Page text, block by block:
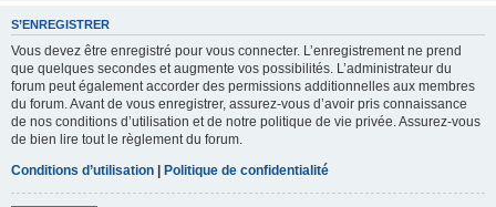
S’ENREGISTRER
Vous devez être enregistré pour vous connecter. L’enregistrement ne prend
que quelques secondes et augmente vos possibilités. L’administrateur du
forum peut également accorder des permissions additionnelles aux membres
du forum. Avant de vous enregistrer, assurez-vous d’avoir pris connaissance
de nos conditions d’utilisation et de notre politique de vie privée. Assurez-vous
de bien lire tout le règlement du forum.
Conditions d’utilisation | Politique de confidentialité